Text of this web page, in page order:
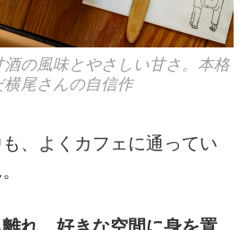
の風味とやさしい甘さ。本格
尾さんの自信作
、よくカフェに通ってい